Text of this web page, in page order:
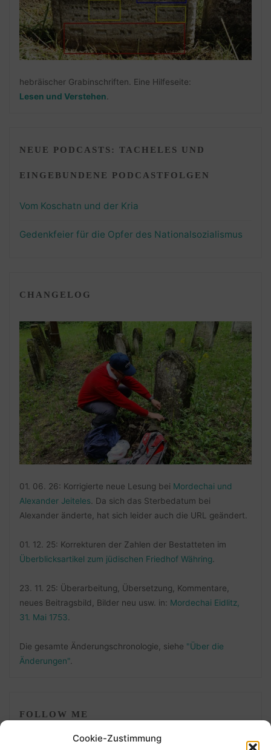
Cookie-Zustimmung
hebräischer Grabinschriften. Eine Hilfeseite:
Lesen und Verstehen
NEUE PODCASTS: TACHELES UND
EINGEBUNDENE PODCASTFOLGEN
Vom Koschatn und der Kria
Gedenkfeier für die Opfer des Nationalsozialismus
CHANGELOG
01. 06. 26: Korrigierte neue Lesung bei Mordechai und
Alexander Jeiteles . Da sich das Sterbedatum bei
Alexander änderte, hat sich leider auch die URL geändert.
01. 12. 25: Korrekturen der Zahlen der Bestatteten im
Überblicksartikel zum jüdischen Friedhof Währing
23. 11. 25: Überarbeitung, Übersetzung, Kommentare,
neues Beitragsbild, Bilder neu usw. in: Mordechai Eidlitz,
31. Mai 1753
Die gesamte Änderungschronologie, siehe "Über die
Änderungen".
FOLLOW ME